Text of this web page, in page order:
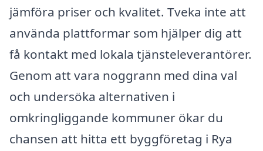
jämföra priser och kvalitet. Tveka inte att
använda plattformar som hjälper dig att
få kontakt med lokala tjänsteleverantörer.
Genom att vara noggrann med dina val
och undersöka alternativen i
omkringliggande kommuner ökar du
chansen att hitta ett byggföretag i Rya